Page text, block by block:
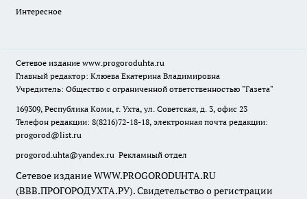
Интересное
Сетевое издание www.progoroduhta.ru
Главный редактор: Клюева Екатерина Владимировна
Учредитель: Общество с ограниченной ответственностью "Газета"
169309, Республика Коми, г. Ухта, ул. Советская, д. 3, офис 23
Телефон редакции: 8(8216)72-18-18, электронная почта редакции:
progorod@list.ru
progorod.uhta@yandex.ru Рекламный отдел
Сетевое издание WWW.PROGORODUHTA.RU
(ВВВ.ПРОГОРОДУХТА.РУ). Свидетельство о регистрации